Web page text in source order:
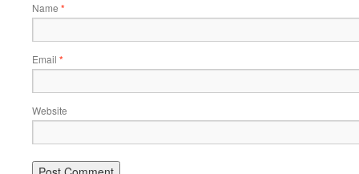
Name *
Email *
Website